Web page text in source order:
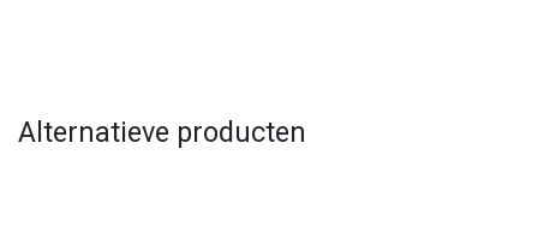
Alternatieve producten